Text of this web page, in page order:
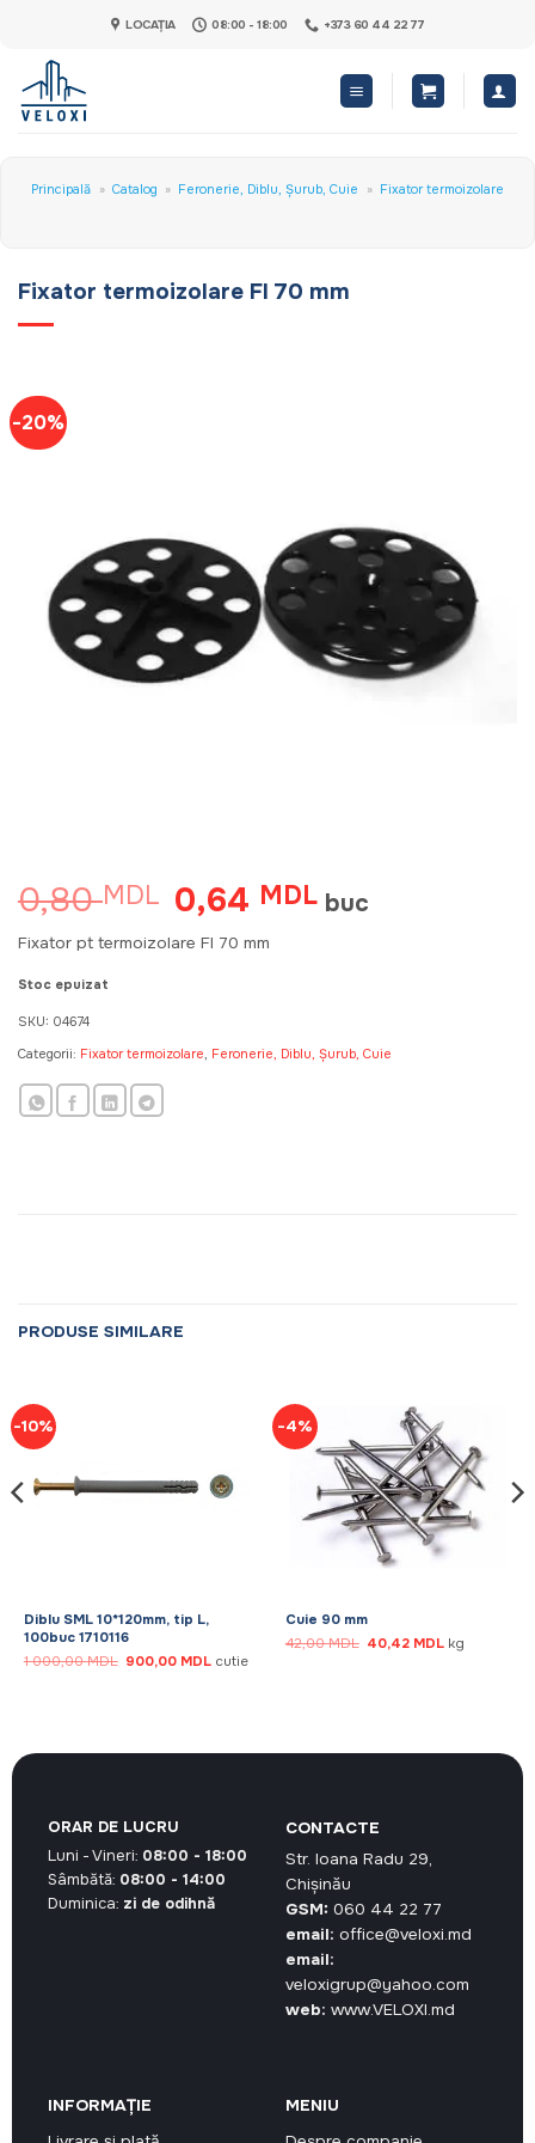
content
LOCAȚIA 08:00 - 18:00 +373 60 44 22 77
Principală » Catalog » Feronerie, Diblu, Șurub, Cuie » Fixator termoizolare
Fixator termoizolare FI 70 mm
-20%
0,80MDL Prețul
inițial
a
0,64 MDLPrețul
curent
buc
Fixator pt termoizolare FI 70 mm
Stoc epuizat
SKU: 04674
Categorii: Fixator termoizolare, Feronerie, Diblu, Șurub, Cuie
PRODUSE SIMILARE
-10%
Diblu SML 10*120mm, tip L,
100buc 1710116
1 000,00MDL Prețul
inițial
900,00 MDLPrețul
cutie
-4%
Cuie 90 mm
42,00MDL Prețul
inițial
40,42 MDLPrețul
curent
kg
CONTACTE
Str. Ioana Radu 29,
Chișinău
GSM: 060 44 22 77
email: office@veloxi.md
email:
veloxigrup@yahoo.com
web: www.VELOXI.md
INFORMAȚIE
MENIU
ORAR DE LUCRU
Luni - Vineri: 08:00 - 18:00
Sâmbătă: 08:00 - 14:00
Duminica: zi de odihnă